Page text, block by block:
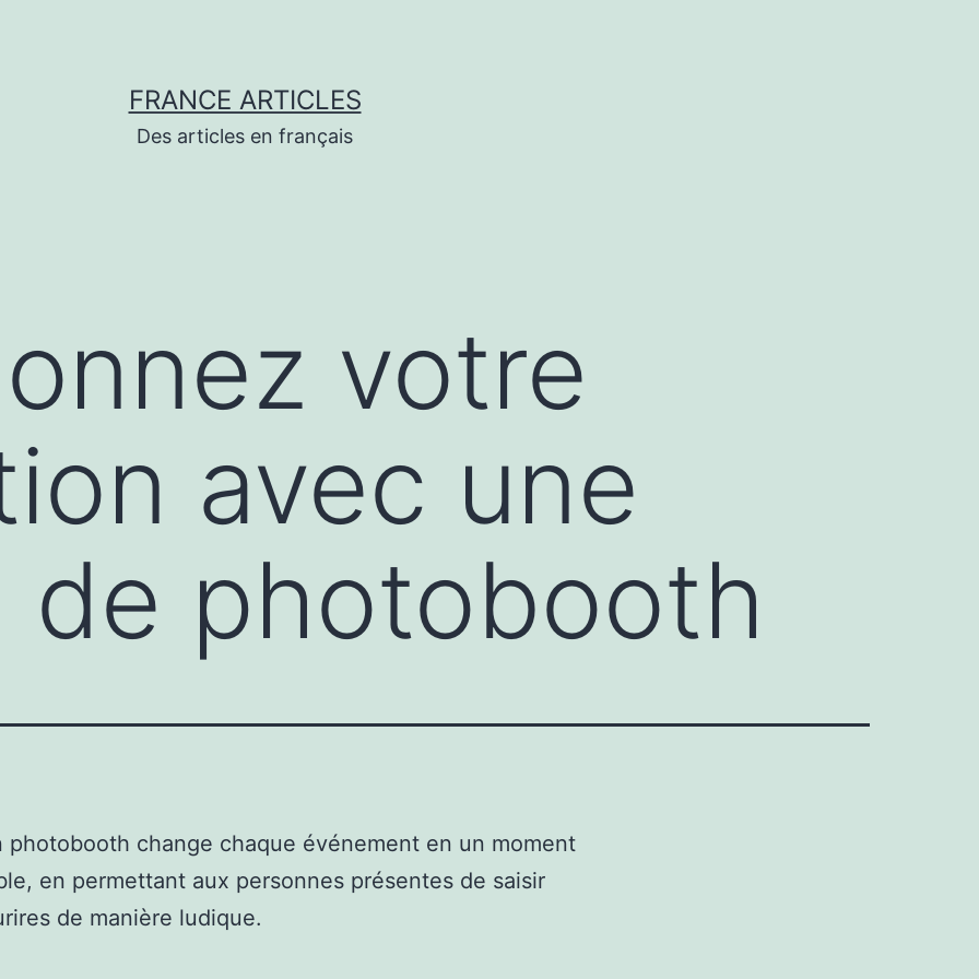
FRANCE ARTICLES
Des articles en français
votre
avec une
de photobooth
photobooth change chaque événement en un moment
en permettant aux personnes présentes de saisir
de manière ludique.